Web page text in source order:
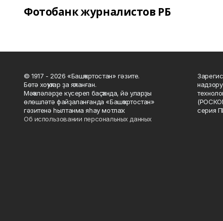
Фотобанк журналистов РБ
© 1917 - 2026 «Башҡортостан» гәзите.
Бөтә хоҡуҡтар ҙа яҡланған.
Мәҡәләләрҙе күсереп баҫҡанда, йә уларҙы
өлөшләтә файҙаланғанда «Башҡортостан»
гәзитенә һылтанма яһау мотлаҡ.
Об использовании персональных данных
серия